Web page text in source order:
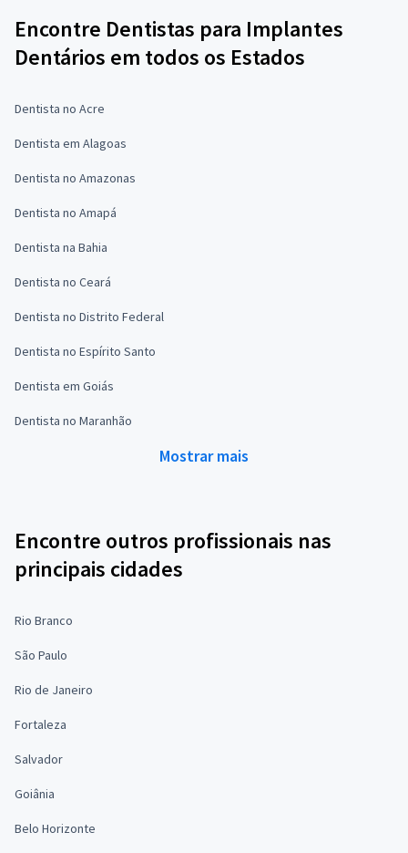
Encontre Dentistas para Implantes
Dentários em todos os Estados
Dentista no Acre
Dentista em Alagoas
Dentista no Amazonas
Dentista no Amapá
Dentista na Bahia
Dentista no Ceará
Dentista no Distrito Federal
Dentista no Espírito Santo
Dentista em Goiás
Dentista no Maranhão
Mostrar mais
Encontre outros profissionais nas
principais cidades
Rio Branco
São Paulo
Rio de Janeiro
Fortaleza
Salvador
Goiânia
Belo Horizonte